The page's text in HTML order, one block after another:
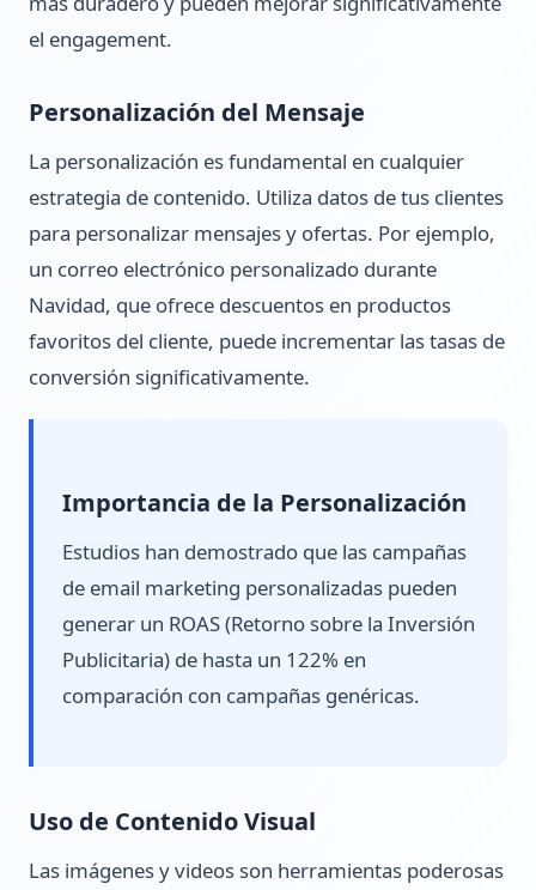
el engagement.
Personalización del Mensaje
La personalización es fundamental en cualquier
estrategia de contenido. Utiliza datos de tus clientes
para personalizar mensajes y ofertas. Por ejemplo,
un correo electrónico personalizado durante
Navidad, que ofrece descuentos en productos
favoritos del cliente, puede incrementar las tasas de
conversión significativamente.
Importancia de la Personalización
Estudios han demostrado que las campañas
de email marketing personalizadas pueden
generar un ROAS (Retorno sobre la Inversión
Publicitaria) de hasta un 122% en
comparación con campañas genéricas.
Uso de Contenido Visual
Las imágenes y videos son herramientas poderosas